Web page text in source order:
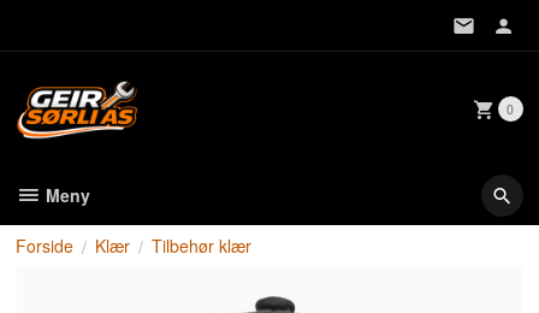
0
Meny
Forside Klær Tilbehør klær